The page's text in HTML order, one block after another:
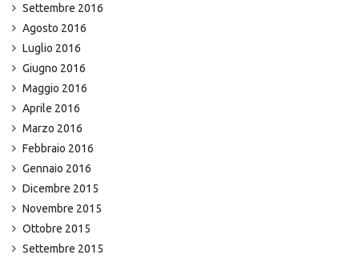
Settembre 2016
Agosto 2016
Luglio 2016
Giugno 2016
Maggio 2016
Aprile 2016
Marzo 2016
Febbraio 2016
Gennaio 2016
Dicembre 2015
Novembre 2015
Ottobre 2015
Settembre 2015